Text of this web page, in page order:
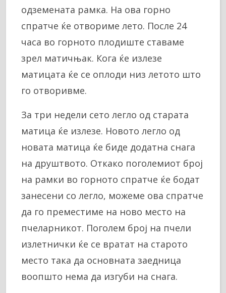
одземената рамка. На ова горно
спратче ќе отвориме лето. После 24
часа во горното плодиште ставаме
зрел матичњак. Кога ќе излезе
матицата ќе се оплоди низ летото што
го отворивме.
За три недели сето легло од старата
матица ќе излезе. Новото легло од
новата матица ќе биде додатна снага
на друштвото. Откако поголемиот број
на рамки во горното спратче ќе бодат
занесени со легло, можеме ова спратче
да го преместиме на ново место на
пчеларникот. Поголем број на пчели
излетнички ќе се вратат на старото
место така да основната заедница
воопшто нема да изгуби на снага.